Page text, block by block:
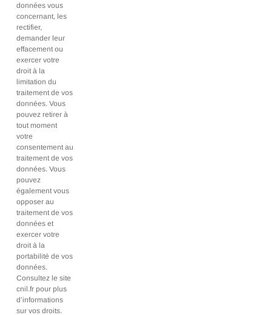
données vous
concernant, les
rectifier,
demander leur
effacement ou
exercer votre
droit à la
limitation du
traitement de vos
données. Vous
pouvez retirer à
tout moment
votre
consentement au
traitement de vos
données. Vous
pouvez
également vous
opposer au
traitement de vos
données et
exercer votre
droit à la
portabilité de vos
données.
Consultez le site
cnil.fr pour plus
d’informations
sur vos droits.